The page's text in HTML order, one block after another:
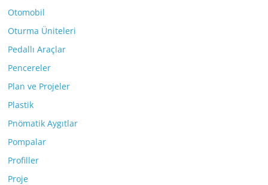
Otomobil
Oturma Üniteleri
Pedallı Araçlar
Pencereler
Plan ve Projeler
Plastik
Pnömatik Aygıtlar
Pompalar
Profiller
Proje